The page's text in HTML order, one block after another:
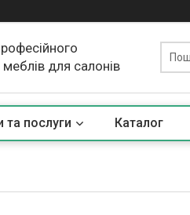
для салонів
та послуги Каталог